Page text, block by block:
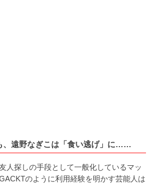
、遠野なぎこは「食い逃げ」に……
人探しの手段として一般化しているマッ
のように利用経験を明かす芸能人は